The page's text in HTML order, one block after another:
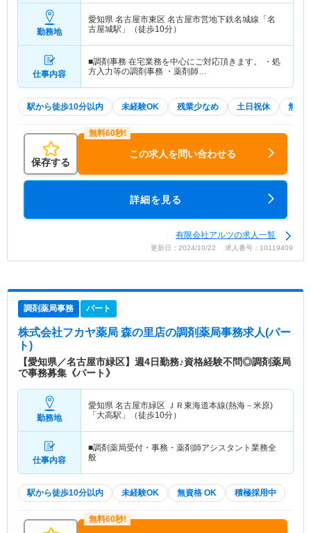
勤務地
愛知県 名古屋市東区 名古屋市営地下鉄名城線「名
古屋城駅」（徒歩10分）
仕事内容
■調剤事務 在宅業務を中心にご対応頂きます。 ・処
方入力等の調剤事務 ・薬剤師…
駅から徒歩10分以内 未経験OK 残業少なめ 土日祝休 無資
保存する
この求人を問い合わせる
詳細を見る
有限会社アルツの求人一覧
更新日：2024/10/22 求人番号：10119409
調剤薬局事務 パート
株式会社フカヤ薬局 森の里店の調剤薬局事務求人(パー
ト)
【愛知県／名古屋市緑区】週4日勤務♪資格経験不問◎調剤薬局
で事務募集《パート》
勤務地
愛知県 名古屋市緑区 ＪＲ東海道本線(熱海－米原)
「大高駅」（徒歩10分）
仕事内容
■調剤薬局受付・事務・薬剤師アシスタント業務全
般
駅から徒歩10分以内 未経験OK 無資格 OK 積極採用中